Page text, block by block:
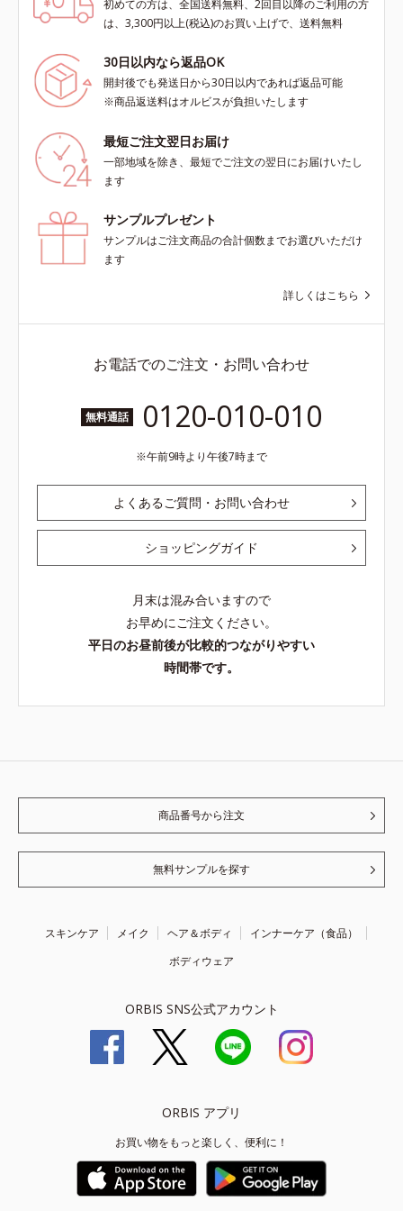
初めての方は、全国送料無料、2回目以降のご利用の方
は、3,300円以上(税込)のお買い上げで、送料無料
30日以内なら返品OK
開封後でも発送日から30日以内であれば返品可能
※商品返送料はオルビスが負担いたします
最短ご注文翌日お届け
一部地域を除き、最短でご注文の翌日にお届けいたし
ます
サンプルプレゼント
サンプルはご注文商品の合計個数までお選びいただけ
ます
詳しくはこちら
お電話でのご注文・お問い合わせ
無料通話 0120-010-010
午前9時より午後7時まで
よくあるご質問・お問い合わせ
ショッピングガイド
月末は混み合いますので
お早めにご注文ください。
平日のお昼前後が比較的つながりやすい
時間帯です。
商品番号から注文
無料サンプルを探す
スキンケア メイク ヘア＆ボディ
インナーケア（食品）
ボディウェア
ORBIS SNS公式アカウント
ORBIS アプリ
お買い物をもっと楽しく、便利に！